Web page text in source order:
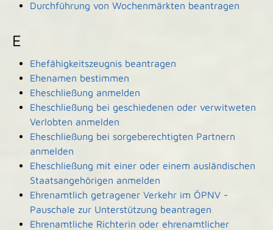
Durchführung von Wochenmärkten beantragen
E
Ehefähigkeitszeugnis beantragen
Ehenamen bestimmen
Eheschließung anmelden
Eheschließung bei geschiedenen oder verwitweten
Verlobten anmelden
Eheschließung bei sorgeberechtigten Partnern
anmelden
Eheschließung mit einer oder einem ausländischen
Staatsangehörigen anmelden
Ehrenamtlich getragener Verkehr im ÖPNV -
Pauschale zur Unterstützung beantragen
Ehrenamtliche Richterin oder ehrenamtlicher